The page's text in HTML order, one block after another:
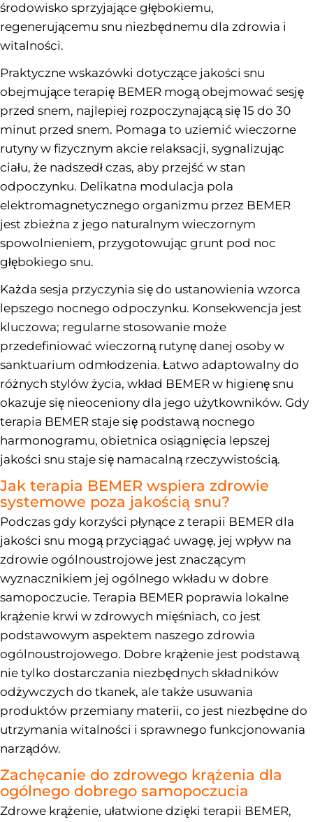
środowisko sprzyjające głębokiemu,
regenerującemu snu niezbędnemu dla zdrowia i
witalności.
Praktyczne wskazówki dotyczące jakości snu
obejmujące terapię BEMER mogą obejmować sesję
przed snem, najlepiej rozpoczynającą się 15 do 30
minut przed snem. Pomaga to uziemić wieczorne
rutyny w fizycznym akcie relaksacji, sygnalizując
ciału, że nadszedł czas, aby przejść w stan
odpoczynku. Delikatna modulacja pola
elektromagnetycznego organizmu przez BEMER
jest zbieżna z jego naturalnym wieczornym
spowolnieniem, przygotowując grunt pod noc
głębokiego snu.
Każda sesja przyczynia się do ustanowienia wzorca
lepszego nocnego odpoczynku. Konsekwencja jest
kluczowa; regularne stosowanie może
przedefiniować wieczorną rutynę danej osoby w
sanktuarium odmłodzenia. Łatwo adaptowalny do
różnych stylów życia, wkład BEMER w higienę snu
okazuje się nieoceniony dla jego użytkowników. Gdy
terapia BEMER staje się podstawą nocnego
harmonogramu, obietnica osiągnięcia lepszej
jakości snu staje się namacalną rzeczywistością.
Jak terapia BEMER wspiera zdrowie
systemowe poza jakością snu?
Podczas gdy korzyści płynące z terapii BEMER dla
jakości snu mogą przyciągać uwagę, jej wpływ na
zdrowie ogólnoustrojowe jest znaczącym
wyznacznikiem jej ogólnego wkładu w dobre
samopoczucie. Terapia BEMER poprawia lokalne
krążenie krwi w zdrowych mięśniach, co jest
podstawowym aspektem naszego zdrowia
ogólnoustrojowego. Dobre krążenie jest podstawą
nie tylko dostarczania niezbędnych składników
odżywczych do tkanek, ale także usuwania
produktów przemiany materii, co jest niezbędne do
utrzymania witalności i sprawnego funkcjonowania
narządów.
Zachęcanie do zdrowego krążenia dla
ogólnego dobrego samopoczucia
Zdrowe krążenie, ułatwione dzięki terapii BEMER,